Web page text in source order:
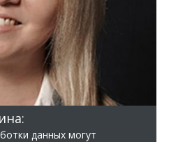
данных могут